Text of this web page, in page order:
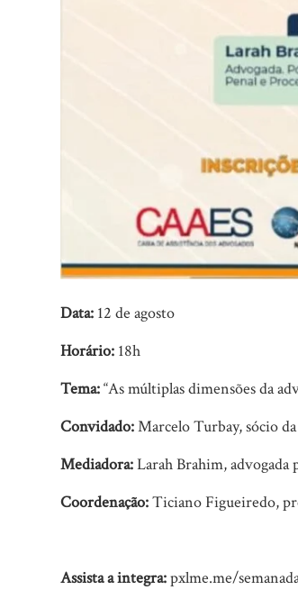
Data: 12 de agosto
Horário: 18h
Tema:“As múltiplas dimensões da
Convidado:Marcelo Turbay, sócio
Mediadora:Larah Brahim, advogada
Coordenação:Ticiano Figueiredo,
Assista a integra:pxlme.me/